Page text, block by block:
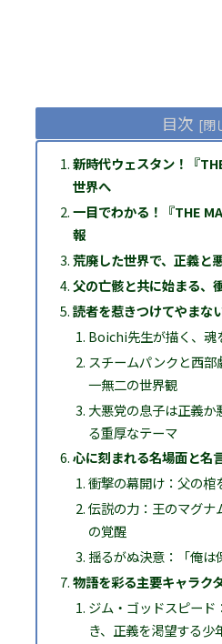
目次
新時代ウェスタン！『
世界へ
一目でわかる！『THE
報
荒廃した世界で、正義と
父の亡骸と共に始まる、
読者を惹きつけてやまな
Boichi先生が描く、魂
スチームパンクと西
一無二の世界観
大悪党の息子は正義
る重厚なテーマ
心に刻まれる名場面と名
衝撃の幕開け：父の棺
伝説の力：王のマグナ
の覚醒
揺るがぬ決意：「俺は
物語を彩る主要キャラク
ジム・ゴッドスピード
き、正義を渇望する少